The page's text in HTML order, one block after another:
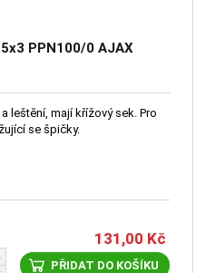
PPN100/0 AJAX
leštění, mají křížový sek. Pro
se špičky.
131,00 Kč
PŘIDAT DO KOŠÍKU